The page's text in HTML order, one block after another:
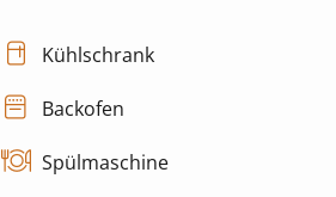
Kühlschrank
Backofen
Spülmaschine